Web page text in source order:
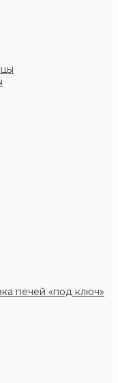
печей «под ключ»